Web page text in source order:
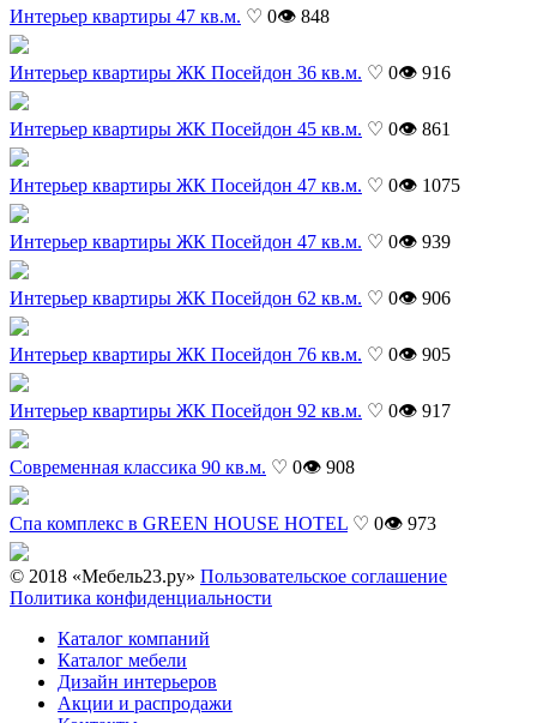
Интерьер квартиры 47 кв.м. ♡ 0👁 848
Интерьер квартиры ЖК Посейдон 36 кв.м. ♡ 0👁 916
Интерьер квартиры ЖК Посейдон 45 кв.м. ♡ 0👁 861
Интерьер квартиры ЖК Посейдон 47 кв.м. ♡ 0👁 1075
Интерьер квартиры ЖК Посейдон 47 кв.м. ♡ 0👁 939
Интерьер квартиры ЖК Посейдон 62 кв.м. ♡ 0👁 906
Интерьер квартиры ЖК Посейдон 76 кв.м. ♡ 0👁 905
Интерьер квартиры ЖК Посейдон 92 кв.м. ♡ 0👁 917
Современная классика 90 кв.м. ♡ 0👁 908
Спа комплекс в GREEN HOUSE HOTEL ♡ 0👁 973
© 2018 «Мебель23.ру» Пользовательское соглашение
Политика конфиденциальности
Каталог компаний
Каталог мебели
Дизайн интерьеров
Акции и распродажи